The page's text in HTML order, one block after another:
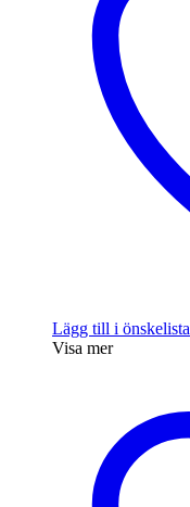
Lägg till i önskelista
Visa mer